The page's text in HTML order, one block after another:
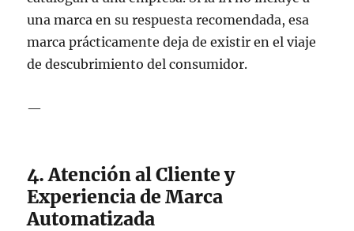
una marca en su respuesta recomendada, esa
marca prácticamente deja de existir en el viaje
de descubrimiento del consumidor.
—
4. Atención al Cliente y
Experiencia de Marca
Automatizada